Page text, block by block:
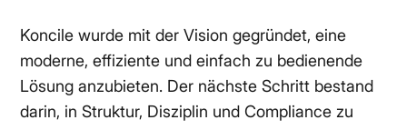
Koncile wurde mit der Vision gegründet, eine
moderne, effiziente und einfach zu bedienende
Lösung anzubieten. Der nächste Schritt bestand
darin, in Struktur, Disziplin und Compliance zu